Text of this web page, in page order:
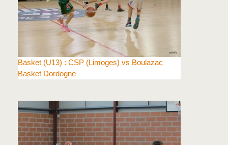
Basket (U13) : CSP (Limoges) vs Boulazac
Basket Dordogne